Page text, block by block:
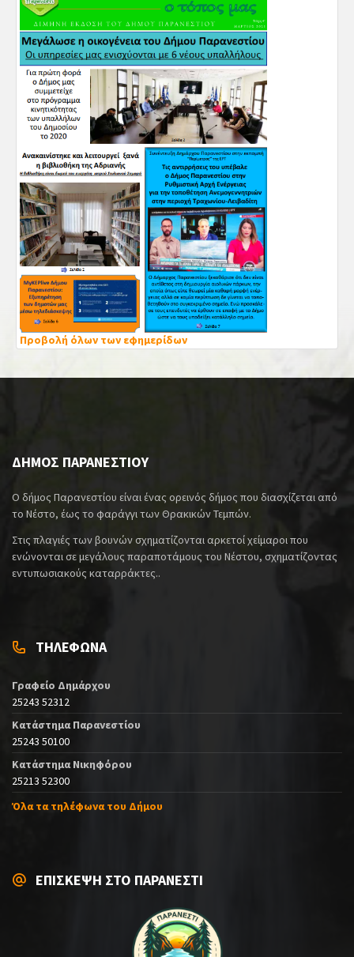
Προβολή όλων των εφημερίδων
ΔΗΜΟΣ ΠΑΡΑΝΕΣΤΙΟΥ
Ο δήμος Παρανεστίου είναι ένας ορεινός δήμος που διασχίζεται από
το Νέστο, έως το φαράγγι των Θρακικών Τεμπών.
Στις πλαγιές των βουνών σχηματίζονται αρκετοί χείμαροι που
ενώνονται σε μεγάλους παραποτάμους του Νέστου, σχηματίζοντας
εντυπωσιακούς καταρράκτες..
ΤΗΛΕΦΩΝΑ
Γραφείο Δημάρχου
25243 52312
Κατάστημα Παρανεστίου
25243 50100
Κατάστημα Νικηφόρου
25213 52300
Όλα τα τηλέφωνα του Δήμου
ΕΠΙΣΚΕΨΗ ΣΤΟ ΠΑΡΑΝΕΣΤΙ